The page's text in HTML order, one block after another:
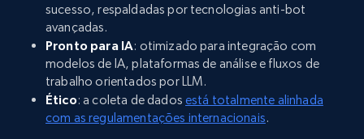
sucesso, respaldadas por tecnologias anti-bot
avançadas.
Pronto para IA: otimizado para integração com
modelos de IA, plataformas de análise e fluxos de
trabalho orientados por LLM.
Ético: a coleta de dadosestá totalmente alinhada
com as regulamentações internacionais.